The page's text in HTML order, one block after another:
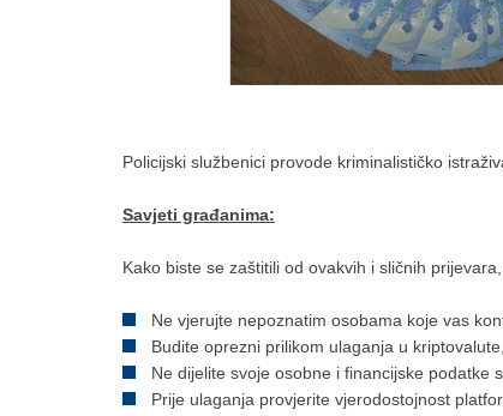
Policijski službenici provode kriminalističko
Savjeti građanima:
Kako biste se zaštitili od ovakvih i sličnih
Ne vjerujte nepoznatim osobama koje vas
Budite oprezni prilikom ulaganja u
Ne dijelite svoje osobne i financijske podatke
Prije ulaganja provjerite vjerodostojnost